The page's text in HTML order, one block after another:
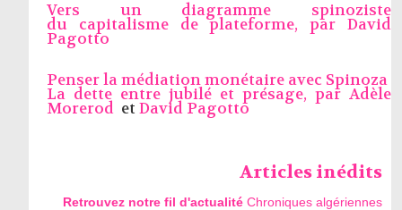
Vers un diagramme spinoziste
du capitalisme de plateforme, parDavid
Pagotto
Penser la médiation monétaire avec Spinoza
La dette entre jubilé et présage, parAdèle
Morerod et David Pagotto
Articles inédits
Retrouvez notre fil d'actualité Chroniques algériennes